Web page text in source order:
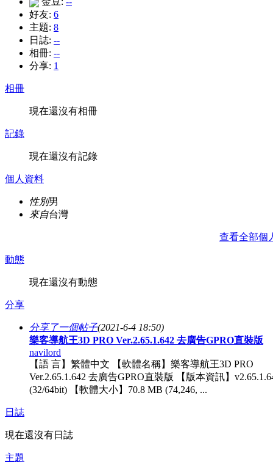
好友: 6
主題: 8
日誌: --
相冊: --
分享: 1
相冊
現在還沒有相冊
記錄
現在還沒有記錄
個人資料
性別男
來自台灣
查看全部個
動態
現在還沒有動態
分享
分享了一個帖子(2021-6-4 18:50)
樂客導航王3D PRO Ver.2.65.1.642 去廣告GPRO直裝版
navilord
【語 言】繁體中文 【軟體名稱】樂客導航王3D PRO
Ver.2.65.1.642 去廣告GPRO直裝版 【版本資訊】
(32/64bit) 【軟體大小】70.8 MB (74,246, ...
日誌
現在還沒有日誌
主題